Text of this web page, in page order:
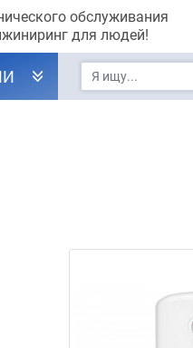
обслуживания
для людей!